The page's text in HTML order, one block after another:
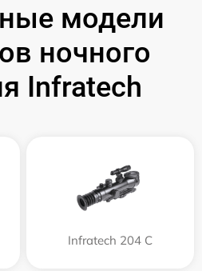
модели
ночного
Infratech
Infratech 204 С